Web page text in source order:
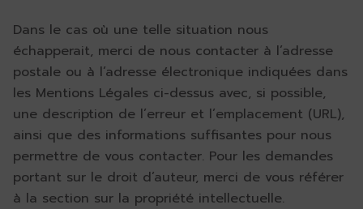
Dans le cas où une telle situation nous
échapperait, merci de nous contacter à l’adresse
postale ou à l’adresse électronique indiquées dans
les Mentions Légales ci-dessus avec, si possible,
une description de l’erreur et l’emplacement (URL),
ainsi que des informations suffisantes pour nous
permettre de vous contacter. Pour les demandes
portant sur le droit d’auteur, merci de vous référer
à la section sur la propriété intellectuelle.